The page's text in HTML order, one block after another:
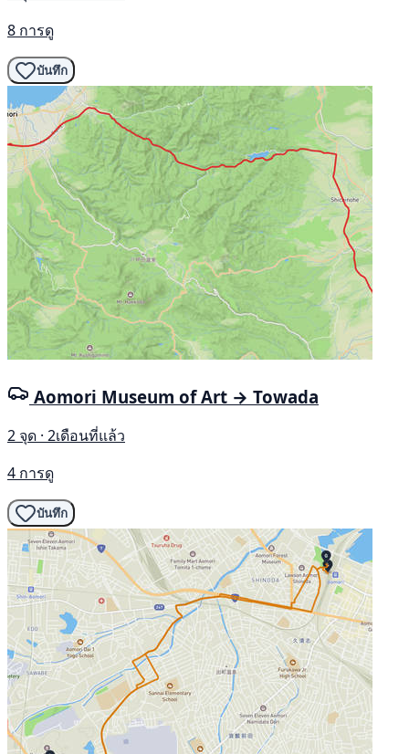
8 การดู
บันทึก
Aomori Museum of Art → Towada
2 จุด · 2เดือนที่แล้ว
4 การดู
บันทึก